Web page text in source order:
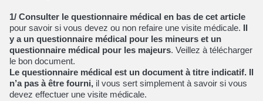
1/ Consulter le questionnaire médical en bas de cet article
pour savoir si vous devez ou non refaire une visite médicale. Il
y a un questionnaire médical pour les mineurs et un
questionnaire médical pour les majeurs. Veillez à télécharger
le bon document.
Le questionnaire médical est un document à titre indicatif. Il
n’a pas à être fourni, il vous sert simplement à savoir si vous
devez effectuer une visite médicale.